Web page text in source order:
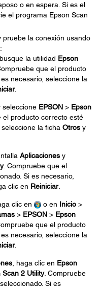
o en espera. Si es el
el programa Epson Scan
pruebe la conexión usando
, busque la utilidad Epson
que el producto
necesario, seleccione la
.
seleccione EPSON > Epson
el producto correcto esté
la ficha Otros y
Aplicaciones y
. Compruebe que el
Si es necesario,
clic en Reiniciar.
clic en o en Inicio >
> EPSON > Epson
que el producto
necesario, seleccione la
.
, haga clic en Epson
Scan 2 Utility. Compruebe
Si es